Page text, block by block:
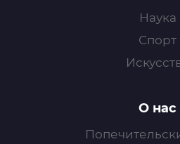
Наука
Спорт
О нас